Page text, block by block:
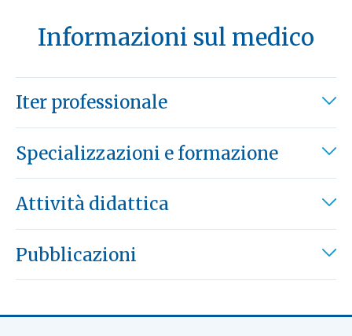
Informazioni sul medico
Iter professionale
Specializzazioni e formazione
Attività didattica
Pubblicazioni